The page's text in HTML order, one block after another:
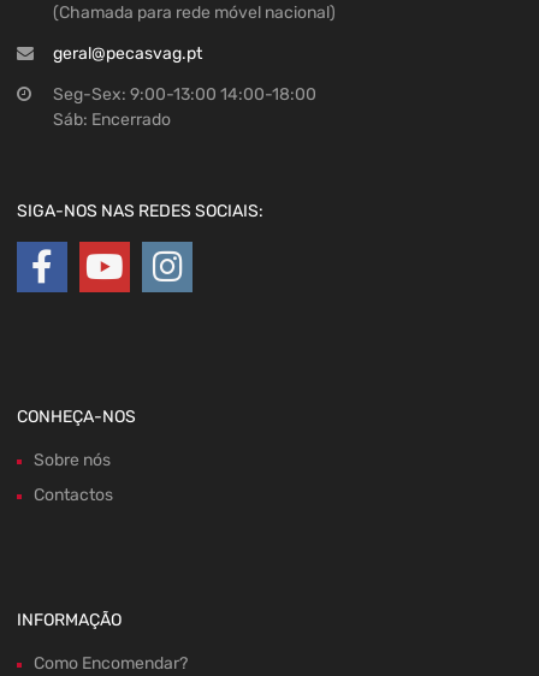
(Chamada para rede móvel nacional)
geral@pecasvag.pt
Seg-Sex: 9:00-13:00 14:00-18:00
Sáb: Encerrado
SIGA-NOS NAS REDES SOCIAIS:
CONHEÇA-NOS
Sobre nós
Contactos
INFORMAÇÃO
Como Encomendar?